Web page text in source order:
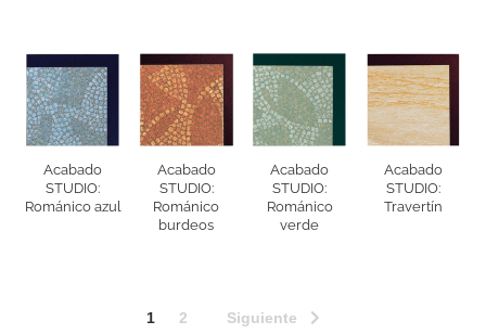
Acabado
STUDIO:
Románico azul
Acabado
STUDIO:
Románico
burdeos
Acabado
STUDIO:
Románico
verde
Acabado
STUDIO:
Travertín
1 2 Siguiente